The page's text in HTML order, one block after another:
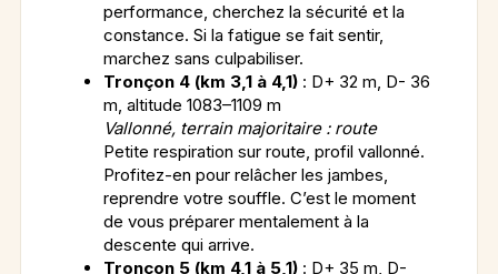
performance, cherchez la sécurité et la
constance. Si la fatigue se fait sentir,
marchez sans culpabiliser.
Tronçon 4 (km 3,1 à 4,1) : D+ 32 m, D- 36
m, altitude 1083–1109 m
Vallonné, terrain majoritaire : route
Petite respiration sur route, profil vallonné.
Profitez-en pour relâcher les jambes,
reprendre votre souffle. C’est le moment
de vous préparer mentalement à la
descente qui arrive.
Tronçon 5 (km 4,1 à 5,1) : D+ 35 m, D-